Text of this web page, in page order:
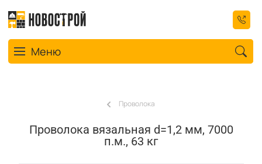
Toggle navigation
Меню
Проволока
Проволока вязальная d=1,2 мм, 7000
п.м., 63 кг